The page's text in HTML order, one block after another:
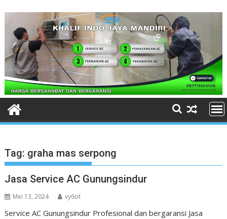
content
Tag: graha mas serpong
Jasa Service AC Gunungsindur
Mei 13, 2024 vy6ot
Service AC Gunungsindur Profesional dan bergaransi Jasa